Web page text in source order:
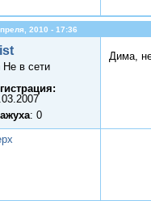
2010 - 17:36
Не в сети
: 0
Дима,